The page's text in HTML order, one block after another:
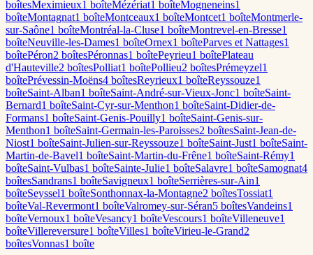
boîtesMeximieux1 boîteMézériat1 boîteMogneneins1
boîteMontagnat1 boîteMontceaux1 boîteMontcet1 boîteMontmerle-
sur-Saône1 boîteMontréal-la-Cluse1 boîteMontrevel-en-Bresse1
boîteNeuville-les-Dames1 boîteOrnex1 boîteParves et Nattages1
boîtePéron2 boîtesPéronnas1 boîtePeyrieu1 boîtePlateau
d'Hauteville2 boîtesPolliat1 boîtePollieu2 boîtesPrémeyzel1
boîtePrévessin-Moëns4 boîtesReyrieux1 boîteReyssouze1
boîteSaint-Alban1 boîteSaint-André-sur-Vieux-Jonc1 boîteSaint-
Bernard1 boîteSaint-Cyr-sur-Menthon1 boîteSaint-Didier-de-
Formans1 boîteSaint-Genis-Pouilly1 boîteSaint-Genis-sur-
Menthon1 boîteSaint-Germain-les-Paroisses2 boîtesSaint-Jean-de-
Niost1 boîteSaint-Julien-sur-Reyssouze1 boîteSaint-Just1 boîteSaint-
Martin-de-Bavel1 boîteSaint-Martin-du-Frêne1 boîteSaint-Rémy1
boîteSaint-Vulbas1 boîteSainte-Julie1 boîteSalavre1 boîteSamognat4
boîtesSandrans1 boîteSavigneux1 boîteSerrières-sur-Ain1
boîteSeyssel1 boîteSonthonnax-la-Montagne2 boîtesTossiat1
boîteVal-Revermont1 boîteValromey-sur-Séran5 boîtesVandeins1
boîteVernoux1 boîteVesancy1 boîteVescours1 boîteVilleneuve1
boîteVillereversure1 boîteVilles1 boîteVirieu-le-Grand2
boîtesVonnas1 boîte